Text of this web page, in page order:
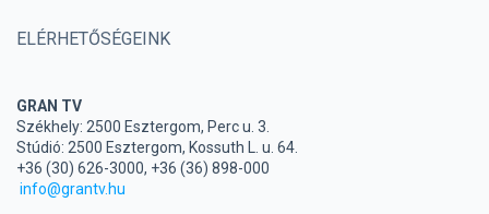
ELÉRHETŐSÉGEINK
GRAN TV
Székhely: 2500 Esztergom, Perc u. 3.
Stúdió: 2500 Esztergom, Kossuth L. u. 64.
+36 (30) 626-3000, +36 (36) 898-000
info@grantv.hu